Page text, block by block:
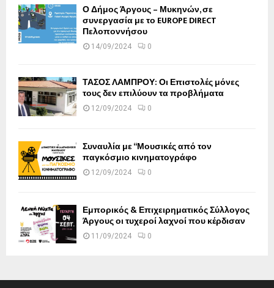
Ο Δήμος Άργους – Μυκηνών, σε
συνεργασία με το EUROPE DIRECT
Πελοποννήσου
14/09/2024 0
ΤΑΣΟΣ ΛΑΜΠΡΟΥ: Οι Επιστολές μόνες
τους δεν επιλύουν τα προβλήματα
12/09/2024 0
Συναυλία με “Μουσικές από τον
παγκόσμιο κινηματογράφο
12/09/2024 0
Εμπορικός & Επιχειρηματικός Σύλλογος
Άργους οι τυχεροί λαχνοί που κέρδισαν
11/09/2024 0